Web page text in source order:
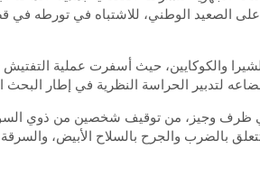
يشكل موضوع بحث على الصعيد الوطني، للاشتباه في تورطه
والكوكايين، حيث أسفرت عملية
ظرف وجيز، من توقيف شخصين من ذوي
قضية تتعلق بالضرب والجرح بالسلاح الأبيض،